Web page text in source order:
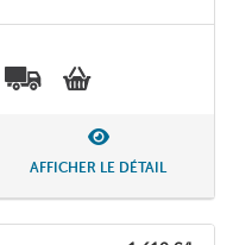
AFFICHER LE DÉTAIL